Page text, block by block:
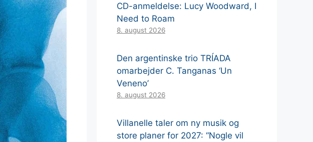
CD-anmeldelse: Lucy Woodward, I
Need to Roam
8. august 2026
Den argentinske trio TRÍADA
omarbejder C. Tanganas ‘Un
Veneno’
8. august 2026
Villanelle taler om ny musik og
store planer for 2027: “Nogle vil